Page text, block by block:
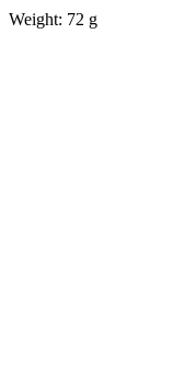
Weight: 72 g